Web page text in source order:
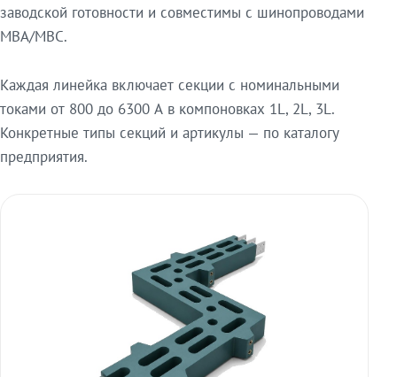
заводской готовности и совместимы с шинопроводами
МВА/МВС.
Каждая линейка включает секции с номинальными
токами от 800 до 6300 А в компоновках 1L, 2L, 3L.
Конкретные типы секций и артикулы — по каталогу
предприятия.